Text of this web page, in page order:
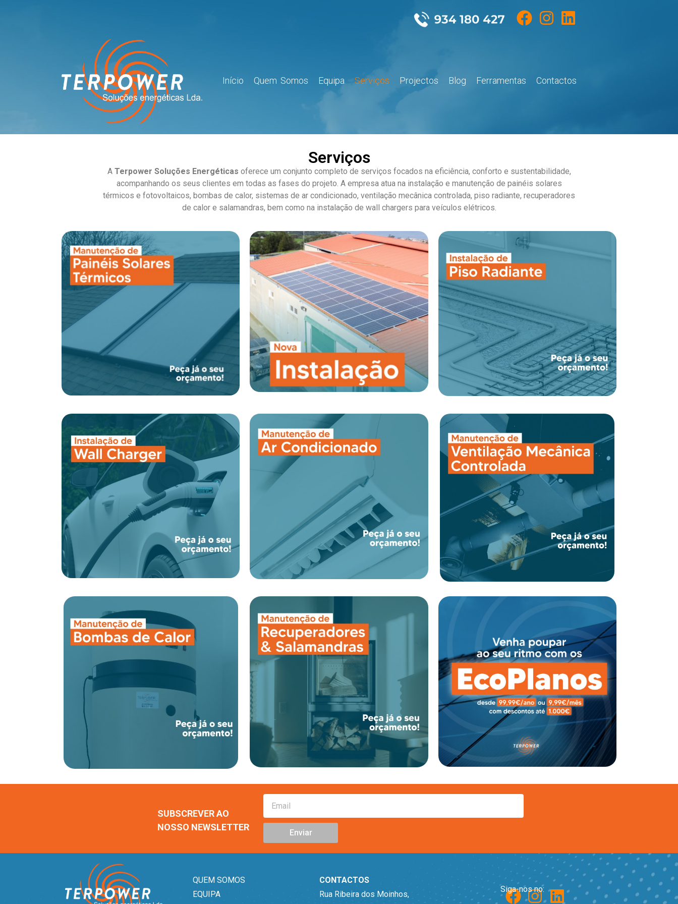
Início Quem Somos Equipa Serviços Projectos Blog Ferramentas Contactos
Serviços
A Terpower Soluções Energéticas oferece um conjunto completo de serviços focados na eficiência, conforto e sustentabilidade,
acompanhando os seus clientes em todas as fases do projeto. A empresa atua na instalação e manutenção de painéis solares
térmicos e fotovoltaicos, bombas de calor, sistemas de ar condicionado, ventilação mecânica controlada, piso radiante, recuperadores
de calor e salamandras, bem como na instalação de wall chargers para veículos elétricos.
SUBSCREVER AO
NOSSO NEWSLETTER
Enviar
QUEM SOMOS
EQUIPA
CONTACTOS
Rua Ribeira dos Moinhos,
Siga-nos no: